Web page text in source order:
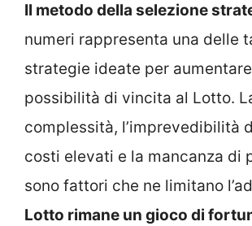
Il metodo della selezione
numeri rappresenta una delle
strategie ideate per
possibilità di vincita al Lotto.
complessità, l’imprevedibilità
costi elevati e la mancanza di
sono fattori che ne limitano
Lotto rimane un gioco di